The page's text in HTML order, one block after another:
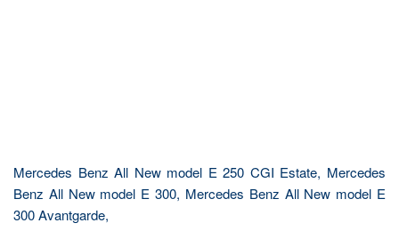
Mercedes Benz All New model E 250 CGI Estate, Mercedes
Benz All New model E 300, Mercedes Benz All New model E
300 Avantgarde,